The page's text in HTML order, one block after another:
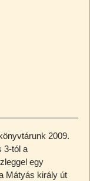
2009.
3-tól a
egy
Mátyás király út